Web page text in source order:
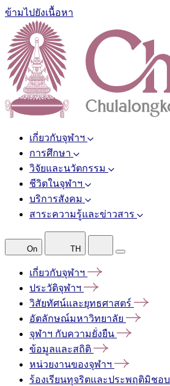
ข้ามไปยังเนื้อหา
เกี่ยวกับจุฬาฯ
การศึกษา
วิจัยและนวัตกรรม
ชีวิตในจุฬาฯ
บริการสังคม
สาระความรู้และข่าวสาร
On TH
เกี่ยวกับจุฬาฯ
ประวัติจุฬาฯ
วิสัยทัศน์และยุทธศาสตร์
อัตลักษณ์มหาวิทยาลัย
จุฬาฯ กับความยั่งยืน
ข้อมูลและสถิติ
หน่วยงานของจุฬาฯ
ร้องเรียนทุจริตและประพฤติมิชอบ